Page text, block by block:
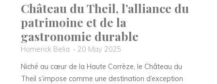
Château du Theil, l’alliance du
patrimoine et de la
gastronomie durable
Homerick Belia
20 May 2025
Niché au cœur de la Haute Corrèze, le Château du
Theil s’impose comme une destination d’exception